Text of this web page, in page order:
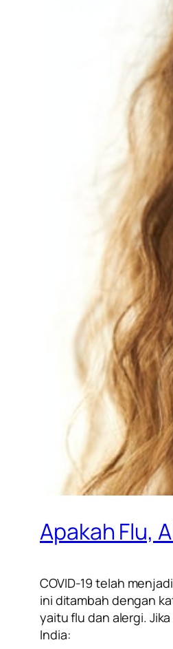
Apakah Flu,
COVID-19 telah
ini ditambah dengan
yaitu flu dan alergi.
India: